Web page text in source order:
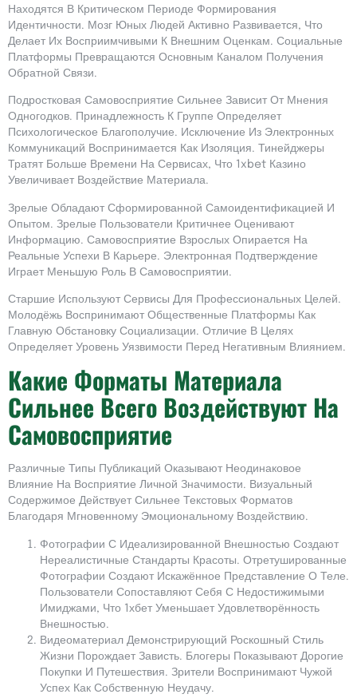
Находятся В Критическом Периоде Формирования
Идентичности. Мозг Юных Людей Активно Развивается, Что
Делает Их Восприимчивыми К Внешним Оценкам. Социальные
Платформы Превращаются Основным Каналом Получения
Обратной Связи.
Подростковая Самовосприятие Сильнее Зависит От Мнения
Одногодков. Принадлежность К Группе Определяет
Психологическое Благополучие. Исключение Из Электронных
Коммуникаций Воспринимается Как Изоляция. Тинейджеры
Тратят Больше Времени На Сервисах, Что 1xbet Казино
Увеличивает Воздействие Материала.
Зрелые Обладают Сформированной Самоидентификацией И
Опытом. Зрелые Пользователи Критичнее Оценивают
Информацию. Самовосприятие Взрослых Опирается На
Реальные Успехи В Карьере. Электронная Подтверждение
Играет Меньшую Роль В Самовосприятии.
Старшие Используют Сервисы Для Профессиональных Целей.
Молодёжь Воспринимают Общественные Платформы Как
Главную Обстановку Социализации. Отличие В Целях
Определяет Уровень Уязвимости Перед Негативным Влиянием.
Какие Форматы Материала
Сильнее Всего Воздействуют На
Самовосприятие
Различные Типы Публикаций Оказывают Неодинаковое
Влияние На Восприятие Личной Значимости. Визуальный
Содержимое Действует Сильнее Текстовых Форматов
Благодаря Мгновенному Эмоциональному Воздействию.
Фотографии С Идеализированной Внешностью Создают
Нереалистичные Стандарты Красоты. Отретушированные
Фотографии Создают Искажённое Представление О Теле.
Пользователи Сопоставляют Себя С Недостижимыми
Имиджами, Что 1хбет Уменьшает Удовлетворённость
Внешностью.
Видеоматериал Демонстрирующий Роскошный Стиль
Жизни Порождает Зависть. Блогеры Показывают Дорогие
Покупки И Путешествия. Зрители Воспринимают Чужой
Успех Как Собственную Неудачу.